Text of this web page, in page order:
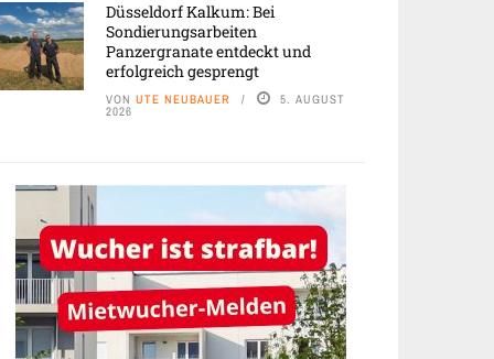
Düsseldorf Kalkum: Bei
Sondierungsarbeiten
Panzergranate entdeckt und
erfolgreich gesprengt
VON UTE NEUBAUER 5. AUGUST
2026